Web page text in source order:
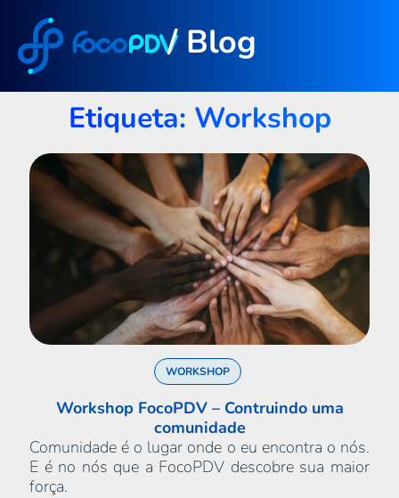
/ Blog
Etiqueta: Workshop
WORKSHOP
Workshop FocoPDV – Contruindo uma
comunidade
Comunidade é o lugar onde o eu encontra o nós.
E é no nós que a FocoPDV descobre sua maior
força.